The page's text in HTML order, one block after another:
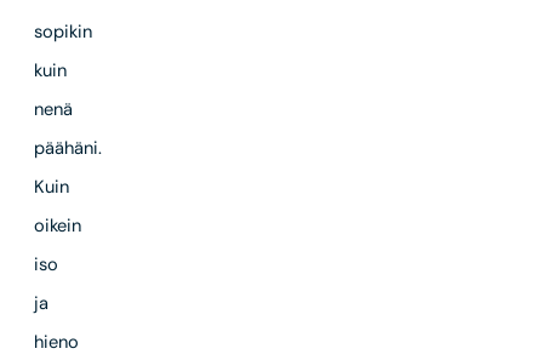
sopikin
kuin
nenä
päähäni.
Kuin
oikein
iso
ja
hieno